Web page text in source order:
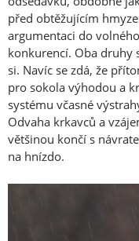
před obtěžujícím
argumentaci do
konkurencí. Oba
si. Navíc se zdá, že
pro sokola výhodou a
systému včasné
Odvaha krkavců a
většinou končí s
na hnízdo.